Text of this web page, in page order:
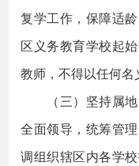
复学工作，保障适
区义务教育学校起
教师，不得以任何名
（三）坚持属地
全面领导，统筹管
调组织辖区内各学